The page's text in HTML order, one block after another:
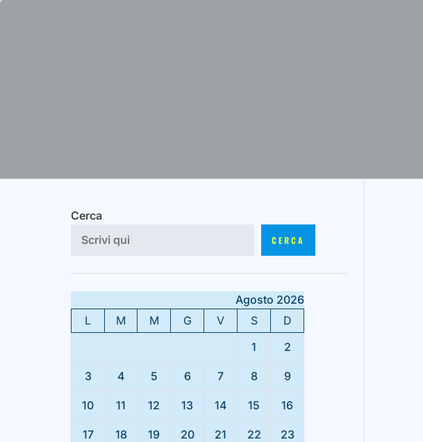
Cerca
CERCA
Agosto 2026
L
M M G V S
D
1
2
3 4 5 6 7 8 9
10 11 12 13 14 15 16
17 18 19 20 21 22 23